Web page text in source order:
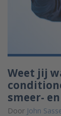
Weet jij
smeer-
Door John